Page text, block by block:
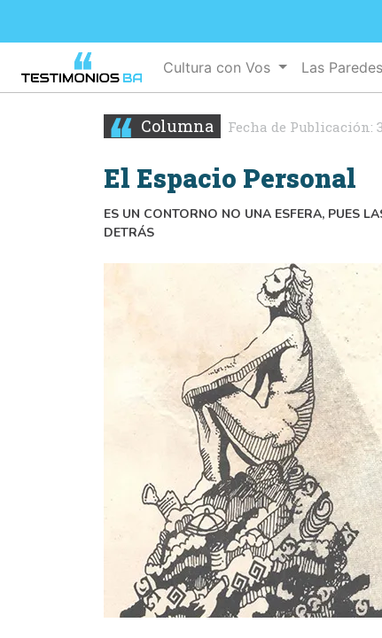
Cultura con Vos Las
Columna Fecha de Publicación:
El Espacio Personal
ES UN CONTORNO NO UNA ESFERA, PUES
DETRÁS